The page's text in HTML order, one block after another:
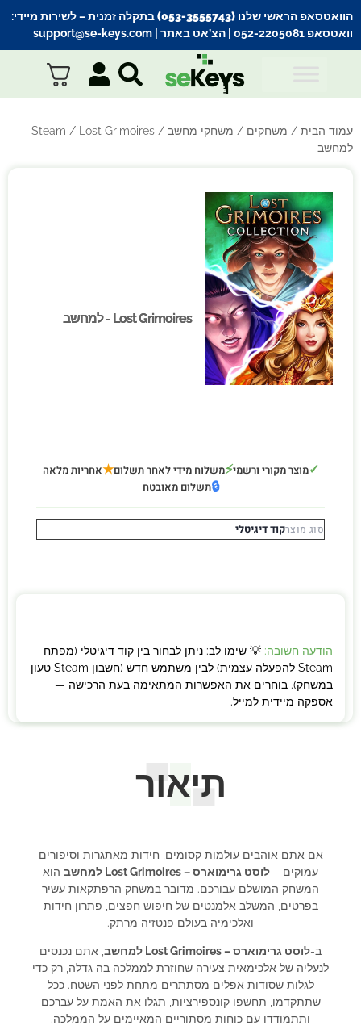
הוואטסאפ הראשי שלנו (053-3555743) בתקלה זמנית
– לשירות מיידי:
וואטסאפ 052-2205081
| הצ’אט באתר | support@se-keys.com
עמוד הבית / משחקים / משחקי מחשב /
Steam
/ Lost Grimoires –
למחשב
Lost Grimoires - למחשב
Lost Grimoires - למחשב
✓מוצר מקורי ורשמי⚡משלוח מידי לאחר תשלום★אחריות מלאה
🔒תשלום מאובטח
סוג מוצרקוד דיגיטלי
הודעה חשובה: 💡 שימו לב: ניתן לבחור בין קוד דיגיטלי (מפתח
Steam להפעלה עצמית) לבין משתמש חדש (חשבון Steam טעון
במשחק). בוחרים את האפשרות המתאימה בעת הרכישה —
אספקה מיידית למייל.
תיאור
אם אתם אוהבים עולמות קסומים, חידות מאתגרות וסיפורים
עמוקים – לוסט גרימוארס – Lost Grimoires למחשב
הוא
המשחק המושלם עבורכם. מדובר במשחק הרפתקאות עשיר
בפרטים, המשלב אלמנטים של חיפוש חפצים, פתרון חידות
ואלכימיה בעולם פנטזיה מרתק.
ב-לוסט גרימוארס – Lost Grimoires למחשב
, אתם נכנסים
לנעליה של אלכימאית צעירה שחוזרת לממלכה בה גדלה, רק כדי
לגלות שסודות אפלים מסתתרים מתחת לפני השטח. ככל
שתתקדמו, תחשפו קונספירציות, תגלו את האמת על עברכם
ותתמודדו עם כוחות מסתוריים המאיימים על הממלכה.